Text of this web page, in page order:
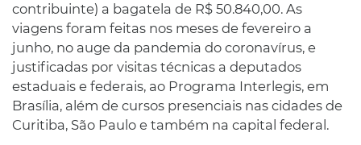
contribuinte) a bagatela de R$ 50.840,00. As
viagens foram feitas nos meses de fevereiro a
junho, no auge da pandemia do coronavírus, e
justificadas por visitas técnicas a deputados
estaduais e federais, ao Programa Interlegis, em
Brasília, além de cursos presenciais nas cidades de
Curitiba, São Paulo e também na capital federal.